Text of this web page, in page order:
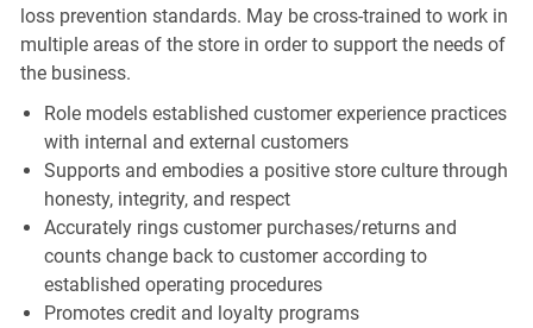
loss prevention standards. May be cross-trained to work in
multiple areas of the store in order to support the needs of
the business.
Role models established customer experience practices
with internal and external customers
Supports and embodies a positive store culture through
honesty, integrity, and respect
Accurately rings customer purchases/returns and
counts change back to customer according to
established operating procedures
Promotes credit and loyalty programs